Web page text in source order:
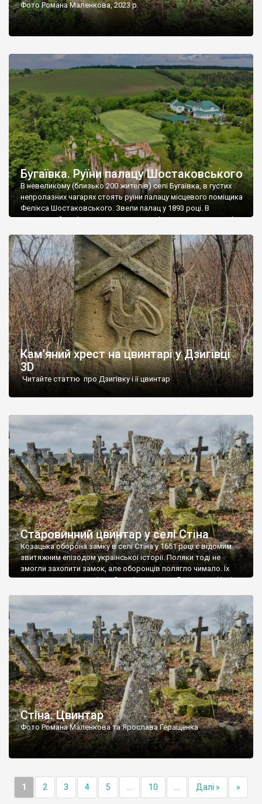
Фото Романа Маленкова, 2023 р.
Бугаївка. Руїни палацу Шостаковського
В невеликому (близько 200 жителів) селі Бугаївка, в густих
непролазних чагарях стоять руїни палацу місцевого поміщика
Фелікса Шостаковського. Звели палац у 1893 році. В
радянський період у ньому спочатку містилася школа, потім
століття тут розмістили туберкульозну лікарню. Коли із
палацу виїхала лікарня – ми точно не […]
Кам’яний хрест на цвинтарі у Дзигівці
3D
Читайте статтю про Дзигівку і її цвинтар
Старовинний цвинтар у селі Стіна
Козацька оборона замку в селі Стіна у 1651 році є відомим
звитяжним епізодом української історії. Поляки тоді не
змогли захопити замок, але оборонців полягло чимало. Їх
поховали на цвинтарі, який тоді називався Замковим. Нині на
ньому чимало хрестів 19 століття, є такі, де епітафії стер […]
Стіна. Цвинтар
Фото Романа Маленкова та Ярослава Геращенка
1 2 3 4 5 10 Далі » »